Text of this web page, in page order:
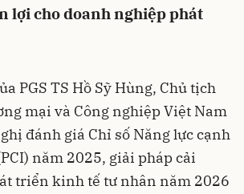
lợi cho doanh nghiệp phát
PGS TS Hồ Sỹ Hùng, Chủ tịch
mại và Công nghiệp Việt Nam
đánh giá Chỉ số Năng lực cạnh
năm 2025, giải pháp cải
triển kinh tế tư nhân năm 2026